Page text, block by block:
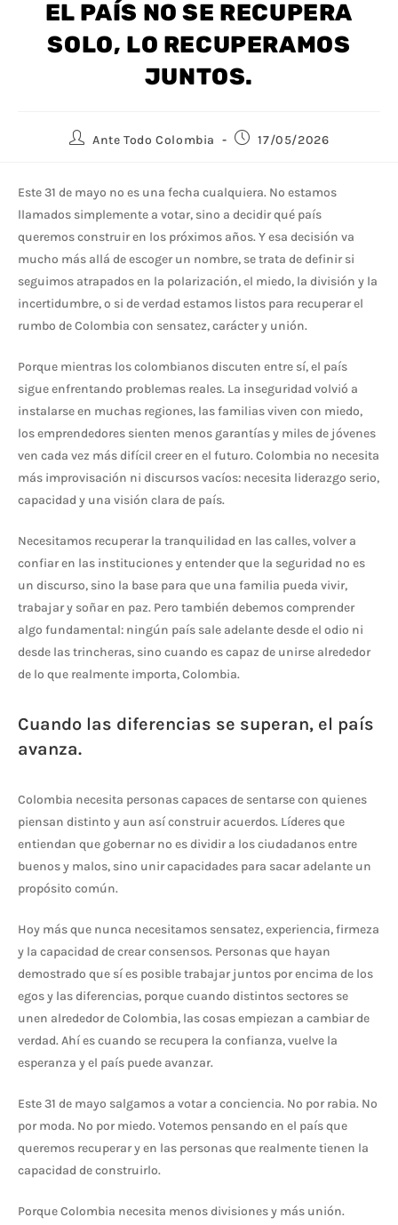
EL PAÍS NO SE RECUPERA
SOLO, LO RECUPERAMOS
JUNTOS.
Ante Todo Colombia 17/05/2026
Este 31 de mayo no es una fecha cualquiera. No estamos
llamados simplemente a votar, sino a decidir qué país
queremos construir en los próximos años. Y esa decisión va
mucho más allá de escoger un nombre, se trata de definir si
seguimos atrapados en la polarización, el miedo, la división y la
incertidumbre, o si de verdad estamos listos para recuperar el
rumbo de Colombia con sensatez, carácter y unión.
Porque mientras los colombianos discuten entre sí, el país
sigue enfrentando problemas reales. La inseguridad volvió a
instalarse en muchas regiones, las familias viven con miedo,
los emprendedores sienten menos garantías y miles de jóvenes
ven cada vez más difícil creer en el futuro. Colombia no necesita
más improvisación ni discursos vacíos: necesita liderazgo serio,
capacidad y una visión clara de país.
Necesitamos recuperar la tranquilidad en las calles, volver a
confiar en las instituciones y entender que la seguridad no es
un discurso, sino la base para que una familia pueda vivir,
trabajar y soñar en paz. Pero también debemos comprender
algo fundamental: ningún país sale adelante desde el odio ni
desde las trincheras, sino cuando es capaz de unirse alrededor
de lo que realmente importa, Colombia.
Cuando las diferencias se superan, el país
avanza.
Colombia necesita personas capaces de sentarse con quienes
piensan distinto y aun así construir acuerdos. Líderes que
entiendan que gobernar no es dividir a los ciudadanos entre
buenos y malos, sino unir capacidades para sacar adelante un
propósito común.
Hoy más que nunca necesitamos sensatez, experiencia, firmeza
y la capacidad de crear consensos. Personas que hayan
demostrado que sí es posible trabajar juntos por encima de los
egos y las diferencias, porque cuando distintos sectores se
unen alrededor de Colombia, las cosas empiezan a cambiar de
verdad. Ahí es cuando se recupera la confianza, vuelve la
esperanza y el país puede avanzar.
Este 31 de mayo salgamos a votar a conciencia. No por rabia. No
por moda. No por miedo. Votemos pensando en el país que
queremos recuperar y en las personas que realmente tienen la
capacidad de construirlo.
Porque Colombia necesita menos divisiones y más unión.